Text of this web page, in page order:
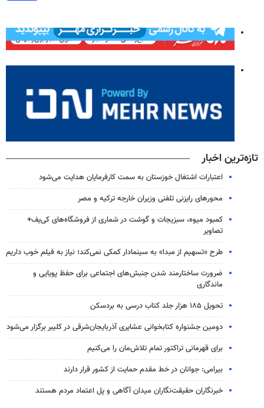
تازه‌ترین اخبار
اعتبارات اشتغال خوزستان به سمت کارفرمایان هدایت می‌شود
محورهای رایزنی تلفنی وزیران خارجه ترکیه و مصر
کمبود میوه، سبزیجات و گوشت در شماری از فروشگاه‌های کی‌یف+
تصاویر
طرح «تسهیم از مبدا» به سینمادار کمکی نمی‌کند؛ نیاز به فیلم خوب داریم
ضرورت ساختارمند شدن جنبش‌های اجتماعی برای حفظ پویایی و
ماندگاری
تحویل ۱۸۵ هزار جلد کتاب درسی به بردسکن
دومین جشنواره کتابخوانی عشایری آذربایجان‌شرقی در کلیبر برگزار می‌شود
برای قهرمانی تراکتور تمام تلاش‌مان را می‌کنیم
بیرامی: جوانان در خط مقدم حمایت از کشور قرار دارند
خبرنگاران حقیقت‌نگاران میدان آگاهی و پل اعتماد مردم هستند